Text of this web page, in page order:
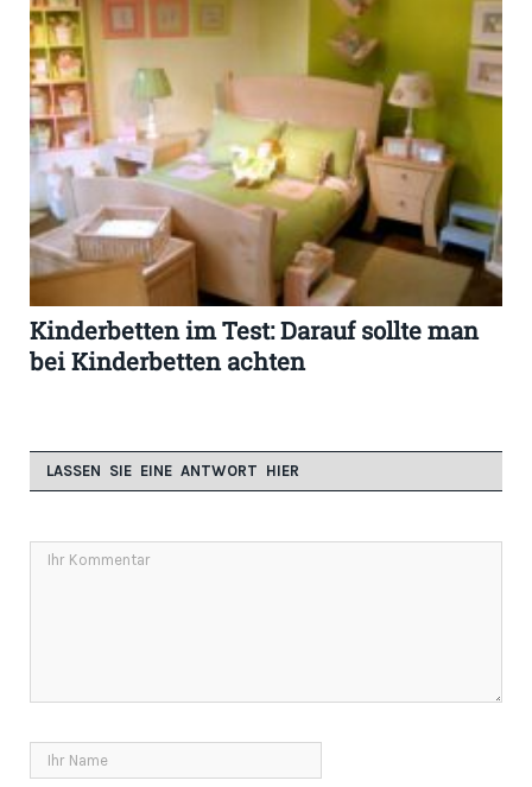
Kinderbetten im Test: Darauf sollte man
bei Kinderbetten achten
LASSEN SIE EINE ANTWORT HIER